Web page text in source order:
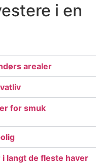
i en
arealer
for smuk
langt de fleste haver